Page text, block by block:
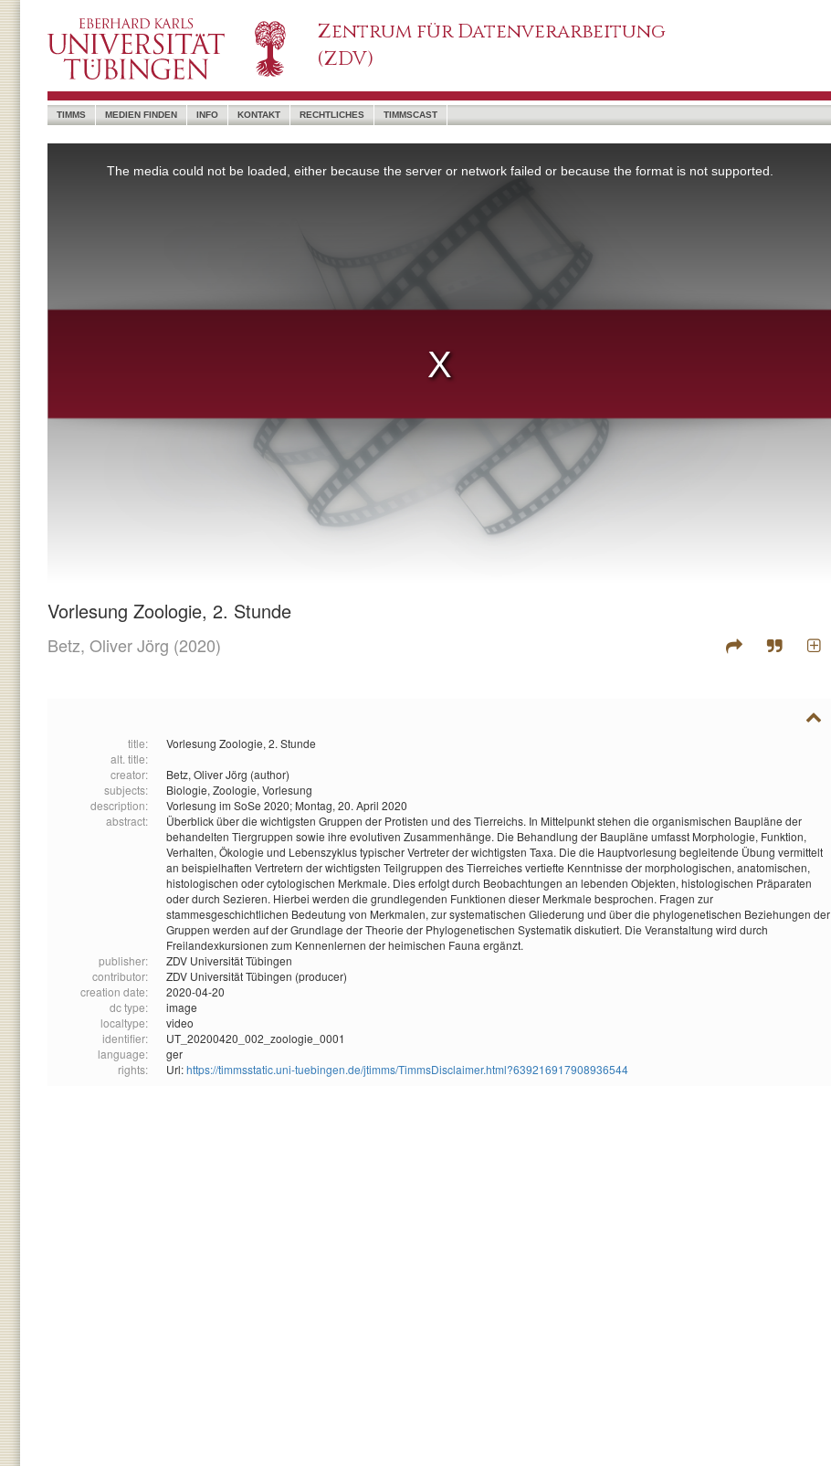
Zentrum für Datenverarbeitung
(ZDV)
TIMMS MEDIEN FINDEN INFO KONTAKT RECHTLICHES TIMMSCAST
Vorlesung Zoologie, 2. Stunde
Betz, Oliver Jörg (2020)
title:
Vorlesung Zoologie, 2. Stunde
alt. title:
creator:
Betz, Oliver Jörg (author)
subjects:
Biologie, Zoologie, Vorlesung
description:
Vorlesung im SoSe 2020; Montag, 20. April 2020
abstract:
Überblick über die wichtigsten Gruppen der Protisten und des Tierreichs. In Mittelpunkt stehen die organismischen Baupläne der
behandelten Tiergruppen sowie ihre evolutiven Zusammenhänge. Die Behandlung der Baupläne umfasst Morphologie, Funktion,
Verhalten, Ökologie und Lebenszyklus typischer Vertreter der wichtigsten Taxa. Die die Hauptvorlesung begleitende Übung vermittelt
an beispielhaften Vertretern der wichtigsten Teilgruppen des Tierreiches vertiefte Kenntnisse der morphologischen, anatomischen,
histologischen oder cytologischen Merkmale. Dies erfolgt durch Beobachtungen an lebenden Objekten, histologischen Präparaten
oder durch Sezieren. Hierbei werden die grundlegenden Funktionen dieser Merkmale besprochen. Fragen zur
stammesgeschichtlichen Bedeutung von Merkmalen, zur systematischen Gliederung und über die phylogenetischen Beziehungen der
Gruppen werden auf der Grundlage der Theorie der Phylogenetischen Systematik diskutiert. Die Veranstaltung wird durch
Freilandexkursionen zum Kennenlernen der heimischen Fauna ergänzt.
publisher:
ZDV Universität Tübingen
contributor:
ZDV Universität Tübingen (producer)
creation date:
2020-04-20
dc type:
image
localtype:
video
identifier:
UT_20200420_002_zoologie_0001
language:
ger
rights:
Url:https://timmsstatic.uni-tuebingen.de/jtimms/TimmsDisclaimer.html?639216917908936544